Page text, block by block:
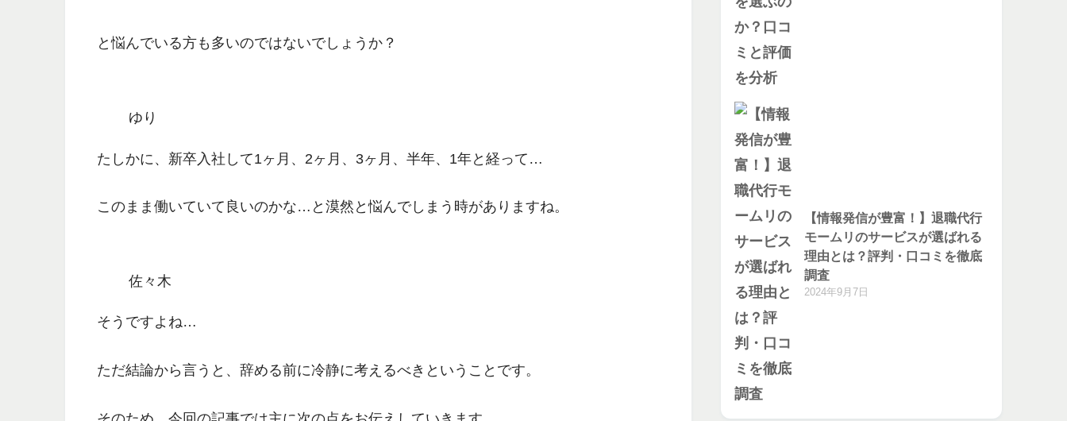
と悩んでいる方も多いのではないでしょうか？
ゆり
たしかに、新卒入社して1ヶ月、2ヶ月、3ヶ月、半年、1年と経って…
このまま働いていて良いのかな…と漠然と悩んでしまう時がありますね。
佐々木
そうですよね…
ただ結論から言うと、 辞める前に冷静に考えるべき ということです。
【情報発信が豊富！】退職代行
モームリのサービスが選ばれる
理由とは？評判・口コミを徹底
調査
2024年9月7日